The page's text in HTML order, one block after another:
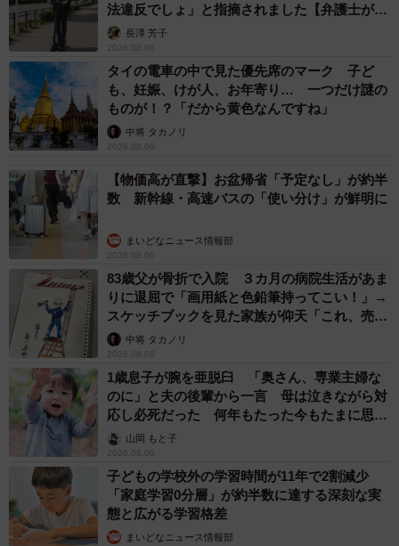
法違反でしょ」と指摘されました【弁護士が解
説】長澤 芳子
2026.08.06
タイの電車の中で見た優先席のマーク 子ど
も、妊娠、けが人、お年寄り… 一つだけ謎の
ものが！？「だから黄色なんですね」
中将 タカノリ
2026.08.06
【物価高が直撃】お盆帰省「予定なし」が約半
数 新幹線・高速バスの「使い分け」が鮮明に
まいどなニュース情報部
2026.08.06
83歳父が骨折で入院 ３カ月の病院生活があま
りに退屈で「画用紙と色鉛筆持ってこい！」→
スケッチブックを見た家族が仰天「これ、売れ
ますよ…」
中将 タカノリ
2026.08.06
1歳息子が腕を亜脱臼 「奥さん、専業主婦な
のに」と夫の後輩から一言 母は泣きながら対
応し必死だった 何年もたった今もたまに思い
出し…山岡 もと子
2026.08.06
子どもの学校外の学習時間が11年で2割減少
「家庭学習0分層」が約半数に達する深刻な実
態と広がる学習格差
まいどなニュース情報部